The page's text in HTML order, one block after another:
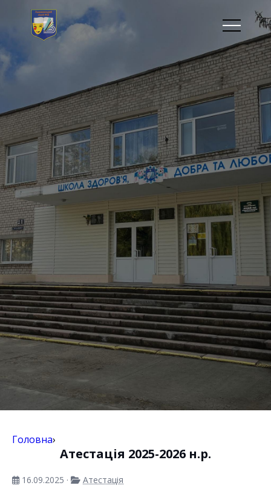
Головна›
Атестація 2025-2026 н.р.
16.09.2025 · Атестація